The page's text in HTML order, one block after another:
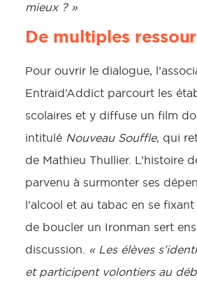
mieux ? »
De multiples
Pour ouvrir le dialogue,
Entraid’Addict parcourt les
scolaires et y diffuse un film
intitulé Nouveau Souffle, qui
de Mathieu Thullier. L’histoire
parvenu à surmonter ses
l’alcool et au tabac en se
de boucler un Ironman sert
discussion.
« Les élèves
et participent volontiers au